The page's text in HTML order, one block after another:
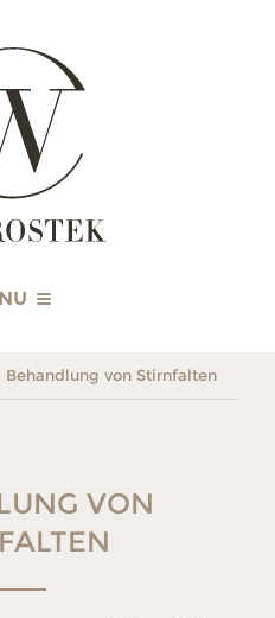
Behandlung von Stirnfalten
VON